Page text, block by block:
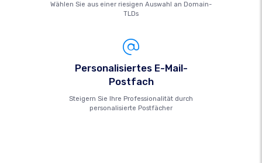
Wählen Sie aus einer riesigen Auswahl an Domain-
TLDs
Personalisiertes E-Mail-
Postfach
Steigern Sie Ihre Professionalität durch
personalisierte Postfächer